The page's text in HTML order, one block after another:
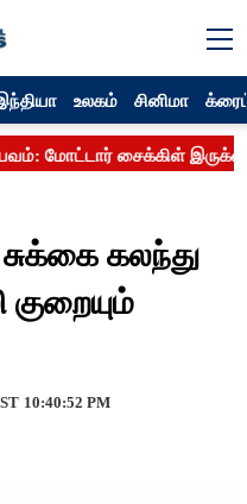
உலகம் சினிமா
கலந்து
10:40:52 PM